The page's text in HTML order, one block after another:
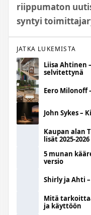
riippumaton
syntyi
JATKA LUKEMISTA
Liisa Ahtinen
selvitettynä
Eero Milonoff
John Sykes –
Kaupan alan
lisät 2025-2026
5 munan
versio
Shirly ja Ahti
Mitä
ja käyttöön